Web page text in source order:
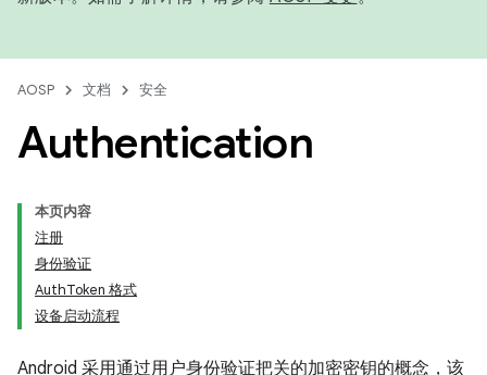
AOSP 文档 安全
Authentication
本页内容
注册
身份验证
AuthToken 格式
设备启动流程
Android 采用通过用户身份验证把关的加密密钥的概念，该